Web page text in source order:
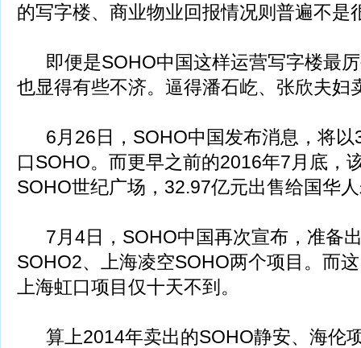
的写字楼、商业物业回报情况则普遍不是
即便是SOHO中国这样运营写字楼最
也显得有些不济。逼得潘石屹、张欣夫妇
6月26日，SOHO中国发布消息，将以
口SOHO。而更早之前的2016年7月底，
SOHO世纪广场，32.97亿元出售给国华
7月4日，SOHO中国再次宣布，准备
SOHO2、上海凌空SOHO两个项目。而
上海虹口项目仅十天不到。
算上2014年卖出的SOHO静安、海伦